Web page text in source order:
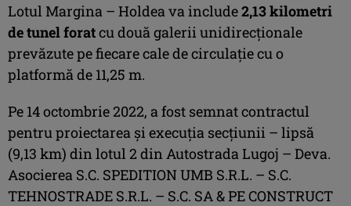
Lotul Margina – Holdea va include2,13 kilometri
de tunel foratcu două galerii unidirecționale
prevăzute pe fiecare cale de circulație cu o
platformă de 11,25 m.
Pe 14 octombrie 2022, a fost semnat contractul
pentru proiectarea și execuția secțiunii – lipsă
(9,13 km) din lotul 2 din Autostrada Lugoj – Deva.
Asocierea S.C. SPEDITION UMB S.R.L. – S.C.
TEHNOSTRADE S.R.L. – S.C. SA & PE CONSTRUCT